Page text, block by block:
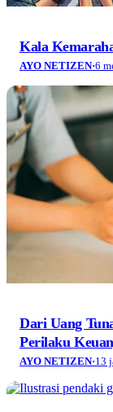
Kala
AYO NETIZEN·6
Dari Uang
Perilaku
AYO NETIZEN·13